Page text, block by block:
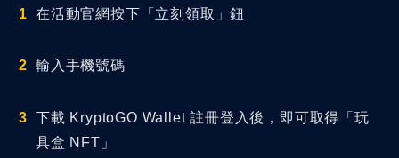
在活動官網按下「立刻領取」鈕
輸入手機號碼
下載 KryptoGO Wallet 註冊登入後，即可取得「玩
具盒 NFT」